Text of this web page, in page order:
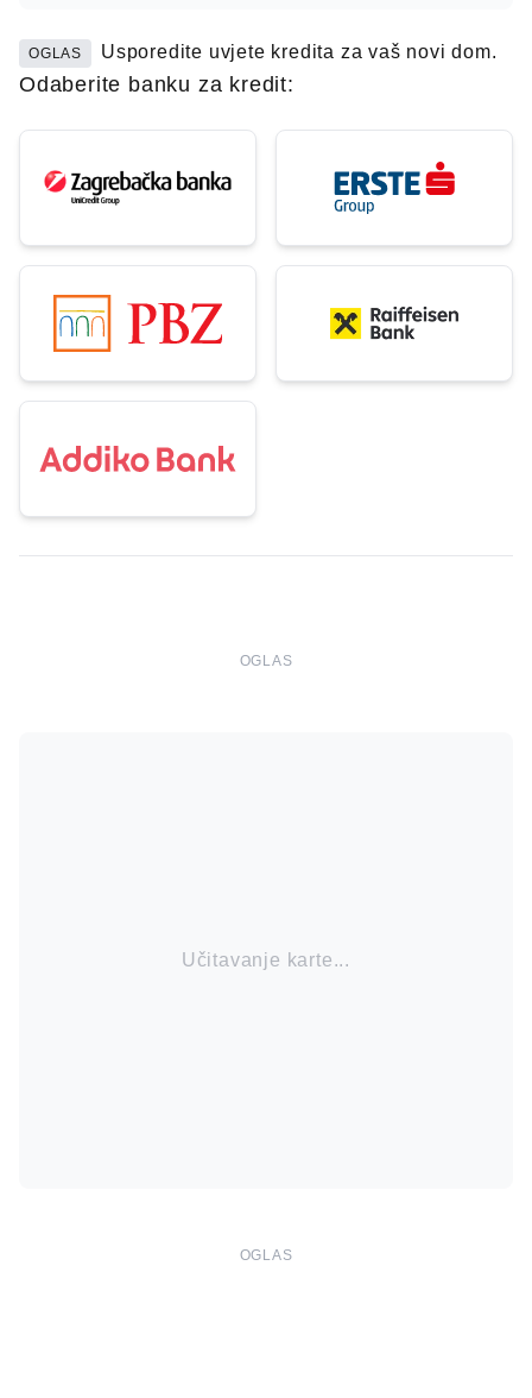
OGLAS Usporedite uvjete kredita za vaš novi dom.
Odaberite banku za kredit:
OGLAS
Učitavanje karte...
OGLAS